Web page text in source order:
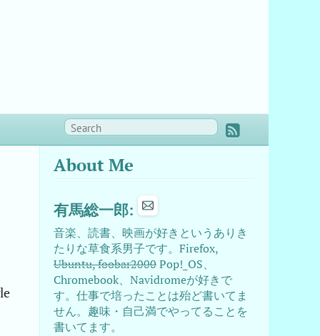
About Me
有馬総一郎:
音楽、読書、映画が好きというありき
たりな草食系男子です。Firefox,
Ubuntu, foobar2000Pop!_OS、
Chromebook、Navidromeが好きで
す。仕事で培ったことは殆ど書いてま
せん。趣味・自己満でやってることを
書いてます。